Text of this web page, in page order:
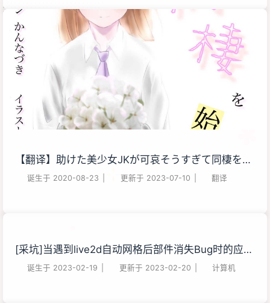
【翻译】助けた美少女JKが可哀そうすぎて同棲を始
めるしかなかった
诞生于 2020-08-23 更新于 2023-07-10 翻译
[采坑]当遇到live2d自动网格后部件消失Bug时的应对
方法诞生于 2023-02-19 更新于 2023-02-20 计算机